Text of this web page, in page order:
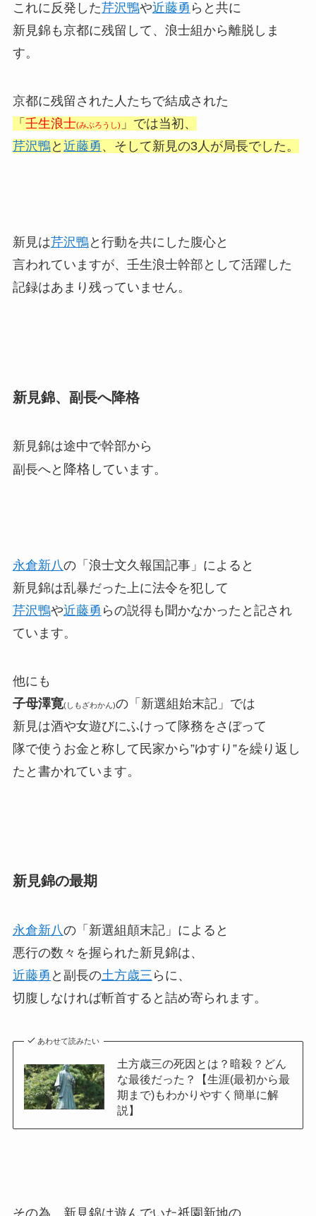
これに反発した芹沢鴨や近藤勇 らと共に
新見錦も京都に残留して、浪士組から離脱しま
す。
京都に残留された人たちで結成された
「 壬生浪士(みぶろうし) 」では当初、
芹沢鴨と 近藤勇 、そして新見の3人が局長でした。
新見は芹沢鴨と行動を共にした腹心と
言われていますが、壬生浪士幹部として活躍した
記録はあまり残っていません。
新見錦、副長へ降格
新見錦は途中で幹部から
副長へと 降格 しています。
永倉新八の「浪士文久報国記事」によると
新見錦は乱暴だった上に法令を犯して
芹沢鴨や近藤勇 らの説得も聞かなかったと記され
ています。
他にも
子母澤寛(しもざわかん)の「新選組始末記」では
新見は酒や女遊びにふけって隊務をさぼって
隊で使うお金と称して民家から”ゆすり”を繰り返し
たと書かれています。
新見錦の最期
永倉新八の「新選組顛末記」によると
悪行の数々を握られた新見錦は、
近藤勇 と副長の土方歳三 らに、
切腹しなければ斬首すると詰め寄られます。
あわせて読みたい
土方歳三の死因とは？暗殺？どん
な最後だった？【生涯(最初から最
期まで)もわかりやすく簡単に解
説】